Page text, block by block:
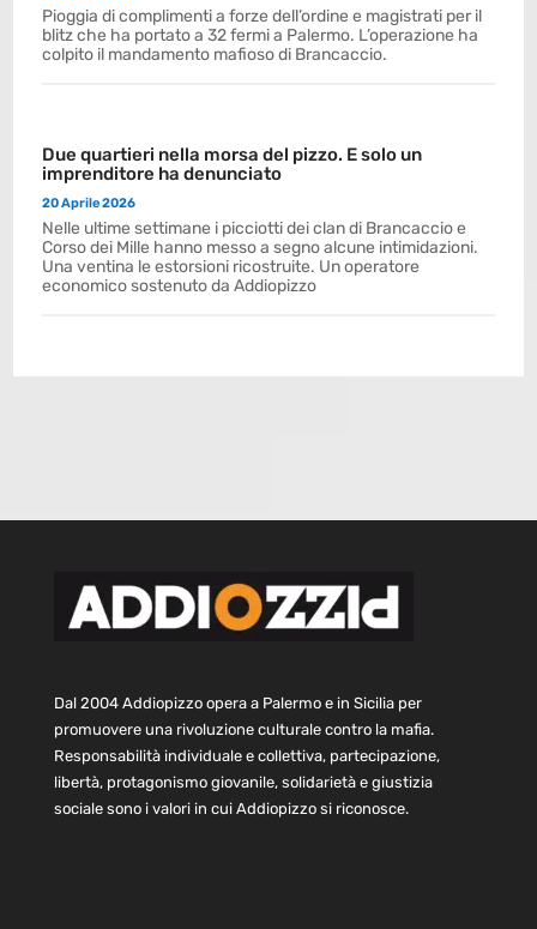
Pioggia di complimenti a forze dell’ordine e magistrati per il
blitz che ha portato a 32 fermi a Palermo. L’operazione ha
colpito il mandamento mafioso di Brancaccio.
Due quartieri nella morsa del pizzo. E solo un
imprenditore ha denunciato
20 Aprile 2026
Nelle ultime settimane i picciotti dei clan di Brancaccio e
Corso dei Mille hanno messo a segno alcune intimidazioni.
Una ventina le estorsioni ricostruite. Un operatore
economico sostenuto da Addiopizzo
Dal 2004 Addiopizzo opera a Palermo e in Sicilia per
promuovere una rivoluzione culturale contro la mafia.
Responsabilità individuale e collettiva, partecipazione,
libertà, protagonismo giovanile, solidarietà e giustizia
sociale sono i valori in cui Addiopizzo si riconosce.